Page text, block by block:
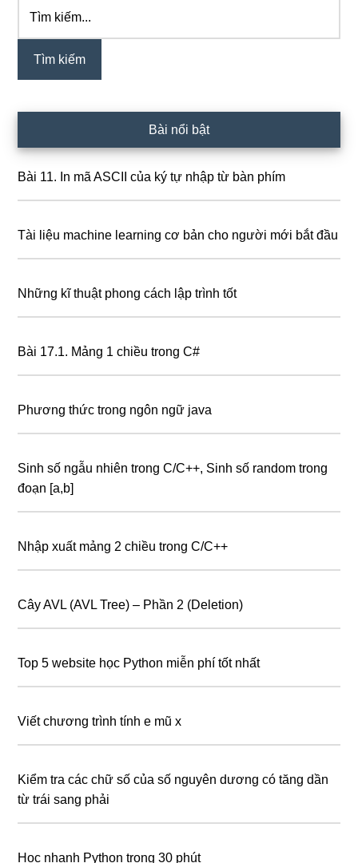
Sidebar
chính
kiếm...
Bài nổi bật
Bài 11. In mã ASCII của ký tự nhập từ bàn phím
Tài liệu machine learning cơ bản cho người mới bắt đầu
Những kĩ thuật phong cách lập trình tốt
Bài 17.1. Mảng 1 chiều trong C#
Phương thức trong ngôn ngữ java
Sinh số ngẫu nhiên trong C/C++, Sinh số random trong
đoạn [a,b]
Nhập xuất mảng 2 chiều trong C/C++
Cây AVL (AVL Tree) – Phần 2 (Deletion)
Top 5 website học Python miễn phí tốt nhất
Viết chương trình tính e mũ x
Kiểm tra các chữ số của số nguyên dương có tăng dần
từ trái sang phải
Học nhanh Python trong 30 phút